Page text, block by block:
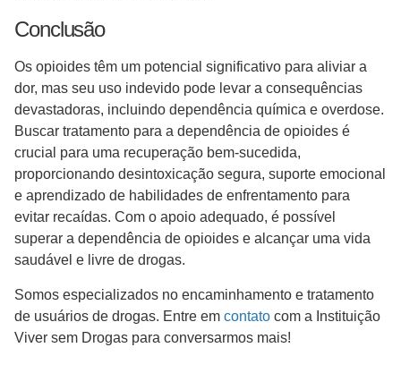
Conclusão
Os opioides têm um potencial significativo para aliviar a
dor, mas seu uso indevido pode levar a consequências
devastadoras, incluindo dependência química e overdose.
Buscar tratamento para a dependência de opioides é
crucial para uma recuperação bem-sucedida,
proporcionando desintoxicação segura, suporte emocional
e aprendizado de habilidades de enfrentamento para
evitar recaídas. Com o apoio adequado, é possível
superar a dependência de opioides e alcançar uma vida
saudável e livre de drogas.
Somos especializados no encaminhamento e tratamento
de usuários de drogas. Entre em contato com a Instituição
Viver sem Drogas para conversarmos mais!